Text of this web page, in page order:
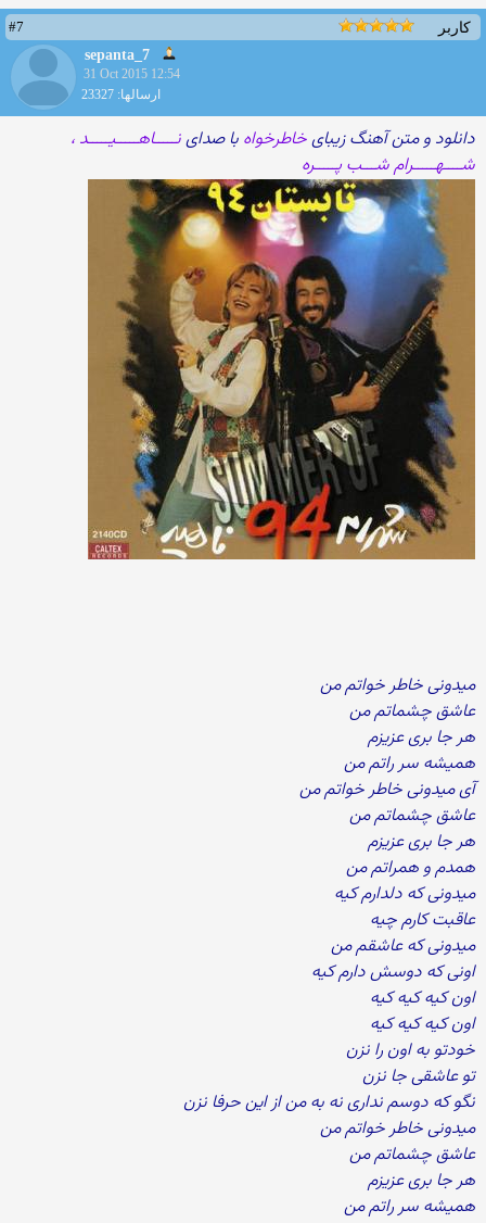
کاربر
#7
sepanta_7
31 Oct 2015 12:54
ارسالها: 23327
دانلود و متن آهنگ زیبایخاطرخواه با صداینـــــاهـــــیـــــد ،
شــــهـــــرام شـــب پـــــره
میدونی خاطر خواتم من
عاشق چشماتم من
هر جا بری عزیزم
همیشه سر راتم من
آی میدونی خاطر خواتم من
عاشق چشماتم من
هر جا بری عزیزم
همدم و همراتم من
میدونی که دلدارم کیه
عاقبت کارم چیه
میدونی که عاشقم من
اونی که دوسش دارم کیه
اون کیه کیه کیه
اون کیه کیه کیه
خودتو به اون را نزن
تو عاشقی جا نزن
نگو که دوسم نداری نه به من از این حرفا نزن
میدونی خاطر خواتم من
عاشق چشماتم من
هر جا بری عزیزم
همیشه سر راتم من